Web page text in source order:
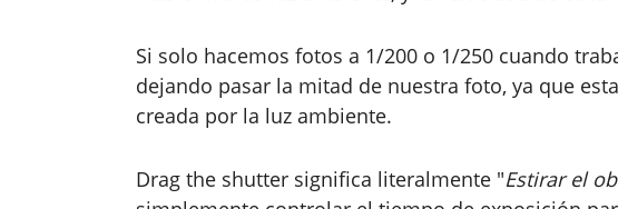
Si solo hacemos fotos a 1/200 o 1/250 cuando
dejando pasar la mitad de nuestra foto, ya que
creada por la luz ambiente.
Drag the shutter significa literalmente "Estirar el